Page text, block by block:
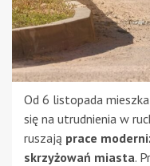
Od 6 listopada
się na utrudnienia w
ruszają prace
skrzyżowań miasta.